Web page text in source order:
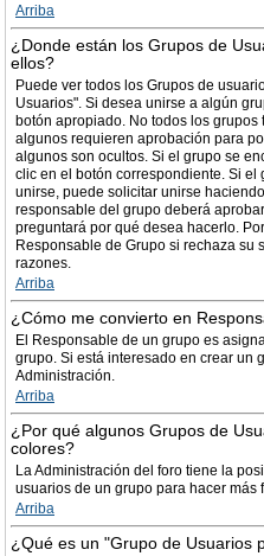
Arriba
¿Donde están los Grupos de
ellos?
Puede ver todos los Grupos de
Usuarios". Si desea unirse a algún
botón apropiado. No todos los
algunos requieren aprobación para
algunos son ocultos. Si el grupo se
clic en el botón correspondiente. Si
unirse, puede solicitar unirse
responsable del grupo deberá
preguntará por qué desea hacerlo.
Responsable de Grupo si rechaza su
razones.
Arriba
¿Cómo me convierto en
El Responsable de un grupo es
grupo. Si está interesado en crear un
Administración.
Arriba
¿Por qué algunos Grupos de
colores?
La Administración del foro tiene la
usuarios de un grupo para hacer más
Arriba
¿Qué es un "Grupo de Usuarios